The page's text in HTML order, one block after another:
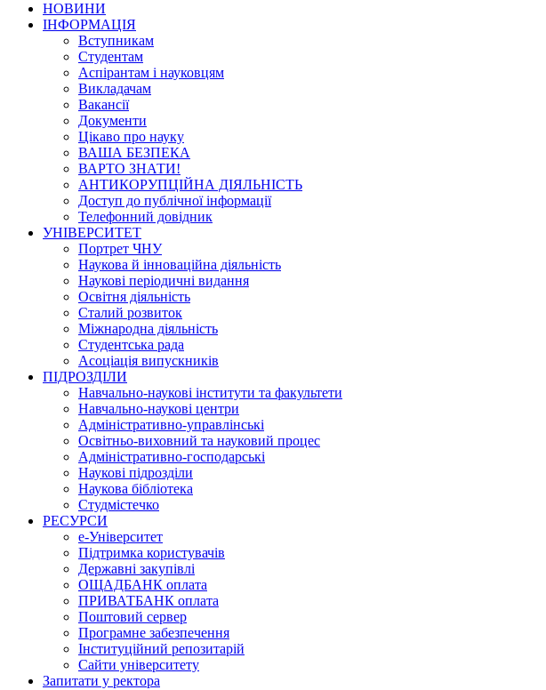
НОВИНИ
ІНФОРМАЦІЯ
Вступникам
Студентам
Аспірантам і науковцям
Викладачам
Вакансії
Документи
Цікаво про науку
ВАША БЕЗПЕКА
ВАРТО ЗНАТИ!
АНТИКОРУПЦІЙНА ДІЯЛЬНІСТЬ
Доступ до публічної інформації
Телефонний довідник
УНІВЕРСИТЕТ
Портрет ЧНУ
Наукова й інноваційна діяльність
Наукові періодичні видання
Освітня діяльність
Сталий розвиток
Міжнародна діяльність
Студентська рада
Асоціація випускників
ПІДРОЗДІЛИ
Навчально-наукові інститути та факультети
Навчально-наукові центри
Адміністративно-управлінські
Освітньо-виховний та науковий процес
Адміністративно-господарські
Наукові підрозділи
Наукова бібліотека
Студмістечко
РЕСУРСИ
е-Університет
Підтримка користувачів
Державні закупівлі
ОЩАДБАНК оплата
ПРИВАТБАНК оплата
Поштовий сервер
Програмне забезпечення
Інституційний репозитарій
Сайти університету
Запитати у ректора